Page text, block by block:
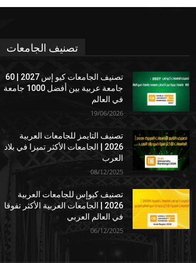
تصنيف الجامعات
تصنيف الجامعات كيو إس 2027 | 60
جامعة عربية بين أفضل 1000 جامعة
في العالم
19/06/2026
تصنيف التايمز للجامعات العربية
2026 | الجامعات الأكثر تميزا في بلاد
العرب
08/12/2025
تصنيف كيوإس للجامعات العربية
2026 | الجامعات العربية الأكثر تفوقا
في العالم العربي
06/12/2025